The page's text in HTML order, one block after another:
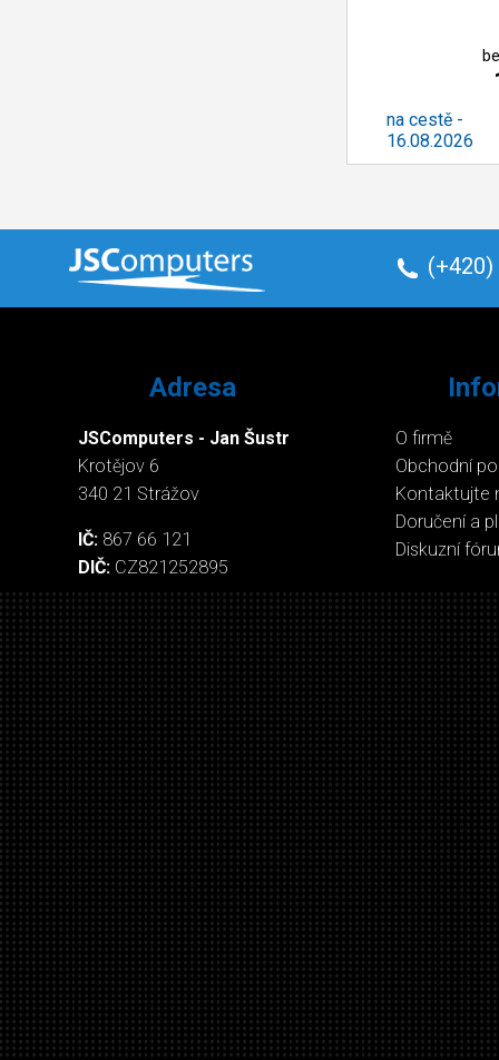
na cestě -
16.08.2026
(+420)
Adresa
JSComputers - Jan Šustr
Krotějov 6
340 21 Strážov
IČ: 867 66 121
DIČ: CZ821252895
O firmě
Obchodní
Kontaktujte
Doručení a
Diskuzní